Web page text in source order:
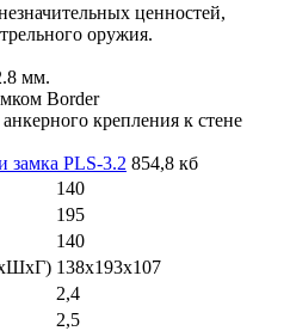
ценностей,
оружия.
мм.
Border
крепления к стене
замка PLS-3.2 854,8 кб
140
195
140
138x193x107
2,4
2,5